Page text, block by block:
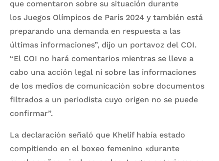
que comentaron sobre su situación durante
los Juegos Olímpicos de París 2024 y también está
preparando una demanda en respuesta a las
últimas informaciones”, dijo un portavoz del COI.
“El COI no hará comentarios mientras se lleve a
cabo una acción legal ni sobre las informaciones
de los medios de comunicación sobre documentos
filtrados a un periodista cuyo origen no se puede
confirmar”.
La declaración señaló que Khelif había estado
compitiendo en el boxeo femenino «durante